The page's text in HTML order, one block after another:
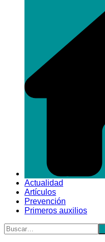
Actualidad
Artículos
Prevención
Primeros auxilios